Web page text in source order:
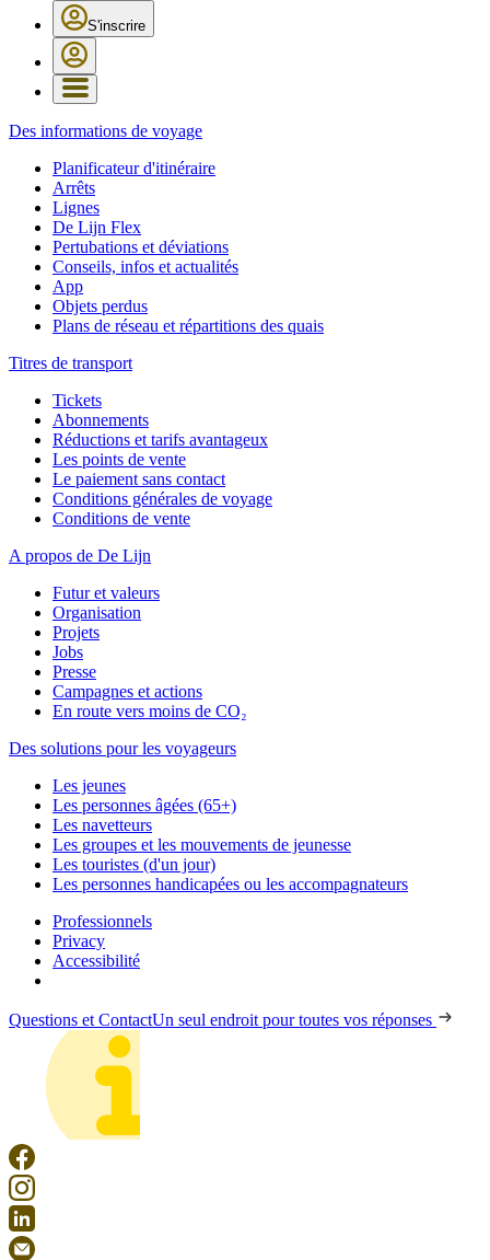
S'inscrire
Des informations de voyage
Planificateur d'itinéraire
Arrêts
Lignes
De Lijn Flex
Pertubations et déviations
Conseils, infos et actualités
App
Objets perdus
Plans de réseau et répartitions des quais
Titres de transport
Tickets
Abonnements
Réductions et tarifs avantageux
Les points de vente
Le paiement sans contact
Conditions générales de voyage
Conditions de vente
A propos de De Lijn
Futur et valeurs
Organisation
Projets
Jobs
Presse
Campagnes et actions
En route vers moins de CO₂
Des solutions pour les voyageurs
Les jeunes
Les personnes âgées (65+)
Les navetteurs
Les groupes et les mouvements de jeunesse
Les touristes (d'un jour)
Les personnes handicapées ou les accompagnateurs
Professionnels
Privacy
Accessibilité
Questions et ContactUn seul endroit pour toutes vos réponses